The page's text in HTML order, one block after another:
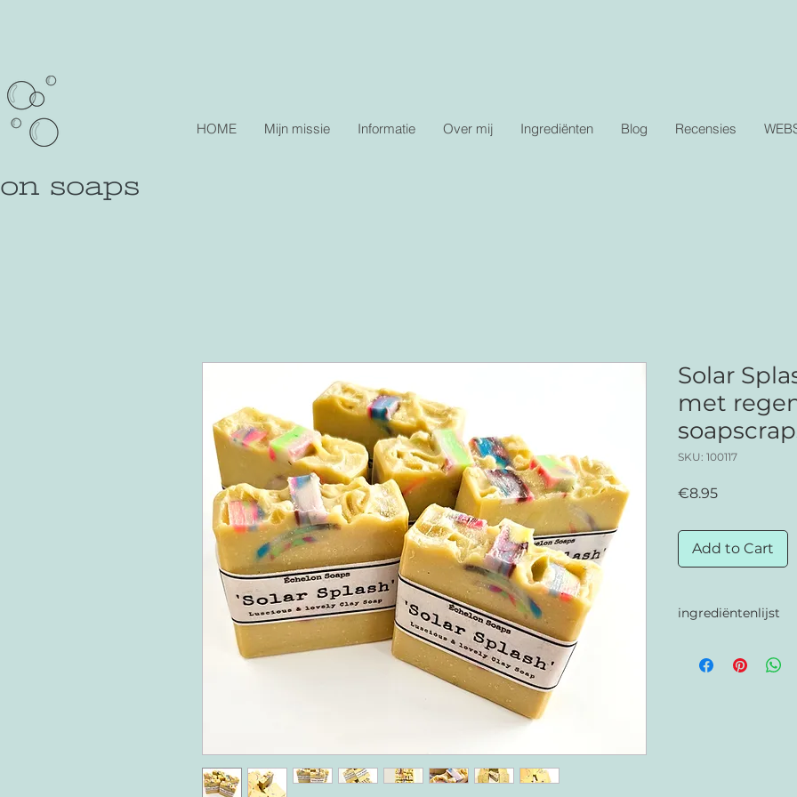
soaps
HOME Mijn missie Informatie Over mij Ingrediënten Blog Recensies
Solar
met
SKU: 100117
€8.95Price
Add to Cart
ingrediëntenlijst
Sodium castorate,